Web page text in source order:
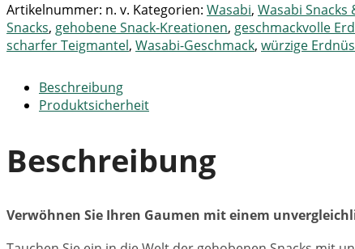
Artikelnummer: n. v. Kategorien: Wasabi, Wasabi Snacks
Snacks, gehobene Snack-Kreationen, geschmackvolle
scharfer Teigmantel, Wasabi-Geschmack, würzige
Beschreibung
Produktsicherheit
Beschreibung
Verwöhnen Sie Ihren Gaumen mit einem